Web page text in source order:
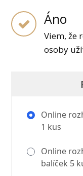
Áno
Viem, že
osoby
Online
1 kus
Online
balíček 5